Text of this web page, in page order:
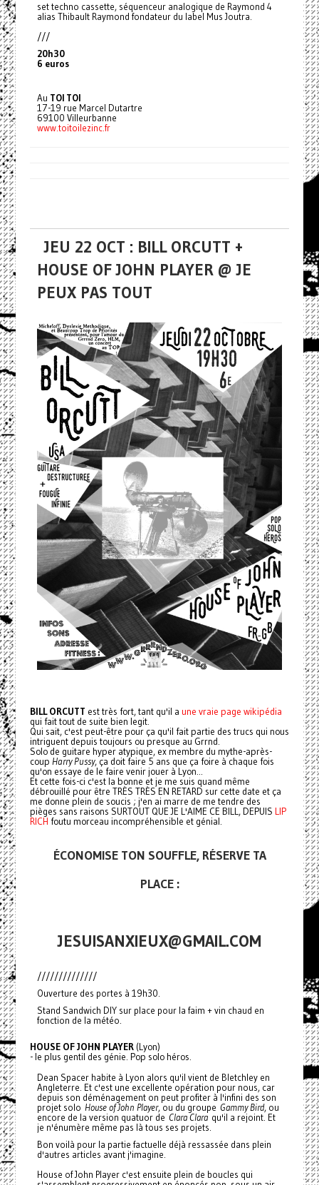
set techno cassette, séquenceur analogique de Raymond 4
alias Thibault Raymond fondateur du label Mus Joutra.
///
20h30
6 euros
Au TOI TOI
17-19 rue Marcel Dutartre
69100 Villeurbanne
www.toitoilezinc.fr
JEU 22 OCT : BILL ORCUTT +
HOUSE OF JOHN PLAYER @ JE
PEUX PAS TOUT
BILL ORCUTT est très fort, tant qu'il a une vraie page wikipédia
qui fait tout de suite bien legit.
Qui sait, c'est peut-être pour ça qu'il fait partie des trucs qui nous
intriguent depuis toujours ou presque au Grrnd.
Solo de guitare hyper atypique, ex membre du mythe-après-
coup Harry Pussy, ça doit faire 5 ans que ça foire à chaque fois
qu'on essaye de le faire venir jouer à Lyon...
Et cette fois-ci c'est la bonne et je me suis quand même
débrouillé pour être TRÈS TRÈS EN RETARD sur cette date et ça
me donne plein de soucis ; j'en ai marre de me tendre des
pièges sans raisons SURTOUT QUE JE L'AIME CE BILL, DEPUIS LIP
RICH foutu morceau incompréhensible et génial.
ÉCONOMISE TON SOUFFLE, RÉSERVE TA
PLACE :
JESUISANXIEUX@GMAIL.COM
//////////////
Ouverture des portes à 19h30.
Stand Sandwich DIY sur place pour la faim + vin chaud en
fonction de la météo.
HOUSE OF JOHN PLAYER(Lyon)
- le plus gentil des génie. Pop solo héros.
Dean Spacer habite à Lyon alors qu'il vient de Bletchley en
Angleterre. Et c'est une excellente opération pour nous, car
depuis son déménagement on peut profiter à l'infini des son
projet solo House of John Player, ou du groupe Gammy Bird, ou
encore de la version quatuor de Clara Claraqu'il a rejoint. Et
je n'énumère même pas là tous ses projets.
Bon voilà pour la partie factuelle déjà ressassée dans plein
d'autres articles avant j'imagine.
House of John Player c'est ensuite plein de boucles qui